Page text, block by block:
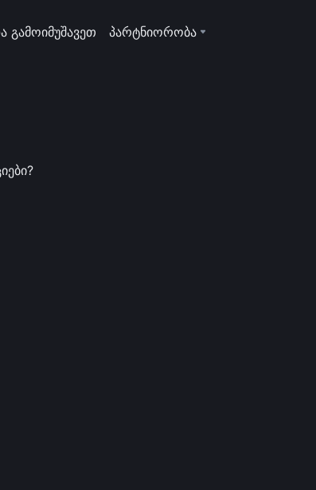
გამოიმუშავეთ პარტნიორობა